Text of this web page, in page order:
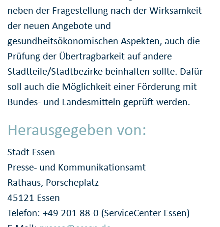
neben der Fragestellung nach der Wirksamkeit
der neuen Angebote und
gesundheitsökonomischen Aspekten, auch die
Prüfung der Übertragbarkeit auf andere
Stadtteile/Stadtbezirke beinhalten sollte. Dafür
soll auch die Möglichkeit einer Förderung mit
Bundes- und Landesmitteln geprüft werden.
Herausgegeben von:
Stadt Essen
Presse- und Kommunikationsamt
Rathaus, Porscheplatz
45121 Essen
Telefon: +49 201 88-0 (ServiceCenter Essen)